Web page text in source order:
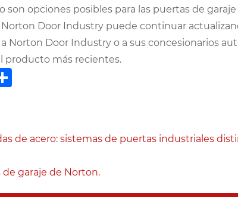
son opciones posibles para las puertas de
Door Industry puede continuar
Norton Door Industry o a sus concesionarios
producto más recientes.
de acero: sistemas de puertas industriales
de garaje de Norton.